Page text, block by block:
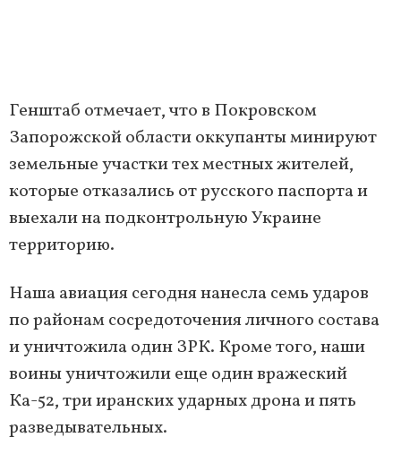
Генштаб отмечает, что в Покровском
Запорожской области оккупанты минируют
земельные участки тех местных жителей,
которые отказались от русского паспорта и
выехали на подконтрольную Украине
территорию.
Наша авиация сегодня нанесла семь ударов
по районам сосредоточения личного состава
и уничтожила один ЗРК. Кроме того, наши
воины уничтожили еще один вражеский
Ка-52, три иранских ударных дрона и пять
разведывательных.